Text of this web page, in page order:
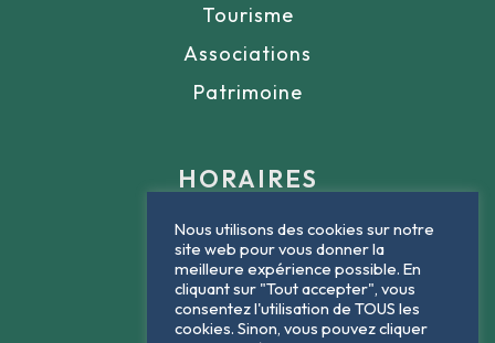
Tourisme
Associations
Patrimoine
HORAIRES
Lundi : 9h - 12h
Mardi : 9h - 12h
Jeudi : 9h - 12h
Nous utilisons des cookies sur notre
site web pour vous donner la
meilleure expérience possible. En
cliquant sur "Tout accepter", vous
consentez l'utilisation de TOUS les
cookies. Sinon, vous pouvez cliquer